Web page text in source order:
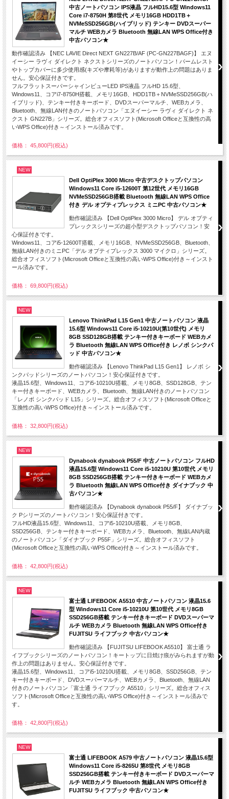
中古ノートパソコン IPS液晶 フルHD15.6型 Windows11
Core i7-8750H 第8世代 メモリ16GB HDD1TB＋
NVMeSSD256GB(ハイブリッド) テンキー DVDスーパー
マルチ WEBカメラ Bluetooth 無線LAN WPS Office付き
中古パソコン★
動作確認済み 【NEC LAVIE Direct NEXT GN227B/AF (PC-GN227BAGF)】 エヌ
イーシー ラヴィ ダイレクト ネクストシリーズのノートパソコン！パームレスト
やトップカバーに多少使用感(キズや摩耗等)がありますが動作上の問題はありま
せん。安心保証付きです。
フルフラットスーパーシャインビューLED IPS液晶 フルHD 15.6型、
Windows11、コアi7-8750H搭載、メモリ16GB、HDD1TB＋NVMeSSD256GB(ハ
イブリッド)、テンキー付きキーボード、DVDスーパーマルチ、WEBカメラ、
Bluetooth、無線LAN付きのノートパソコン「エヌイーシー ラヴィ ダイレクト ネ
クスト GN227B」シリーズ。総合オフィスソフト(Microsoft Officeと互換性の高
いWPS Office)付き～インストール済みです。
価格： 45,800円(税込)
NEW
Dell OptiPlex 3000 Micro 中古デスクトップパソコン
Windows11 Core i5-12600T 第12世代 メモリ16GB
NVMeSSD256GB搭載 Bluetooth 無線LAN WPS Office
付き デル オプティプレックス ミニPC 中古パソコン★
動作確認済み 【Dell OptiPlex 3000 Micro】 デル オプティ
プレックスシリーズの超小型デスクトップパソコン！安
心保証付きです。
Windows11、コアi5-12600T搭載、メモリ16GB、NVMeSSD256GB、Bluetooth、
無線LAN付きのミニPC「デル オプティプレックス 3000 マイクロ」シリーズ。
総合オフィスソフト(Microsoft Officeと互換性の高いWPS Office)付き～インスト
ール済みです。
価格： 69,800円(税込)
NEW
Lenovo ThinkPad L15 Gen1 中古ノートパソコン 液晶
15.6型 Windows11 Core i5-10210U(第10世代) メモリ
8GB SSD128GB搭載 テンキー付きキーボード WEBカメ
ラ Bluetooth 無線LAN WPS Office付き レノボ シンクパ
ッド 中古パソコン★
動作確認済み 【Lenovo ThinkPad L15 Gen1】 レノボ シ
ンクパッドシリーズのノートパソコン！安心保証付きです。
液晶15.6型、Windows11、コアi5-10210U搭載、メモリ8GB、SSD128GB、テン
キー付きキーボード、WEBカメラ、Bluetooth、無線LAN付きのノートパソコン
「レノボ シンクパッド L15」シリーズ。総合オフィスソフト(Microsoft Officeと
互換性の高いWPS Office)付き～インストール済みです。
価格： 32,800円(税込)
NEW
Dynabook dynabook P55/F 中古ノートパソコン フルHD
液晶15.6型 Windows11 Core i5-10210U 第10世代 メモリ
8GB SSD256GB搭載 テンキー付きキーボード WEBカメ
ラ Bluetooth 無線LAN WPS Office付き ダイナブック 中
古パソコン★
動作確認済み 【Dynabook dynabook P55/F】 ダイナブッ
ク Pシリーズのノートパソコン！安心保証付きです。
フルHD液晶15.6型、Windows11、コアi5-10210U搭載、メモリ8GB、
SSD256GB、テンキー付きキーボード、WEBカメラ、Bluetooth、無線LAN内蔵
のノートパソコン「ダイナブック P55F」シリーズ。総合オフィスソフト
(Microsoft Officeと互換性の高いWPS Office)付き～インストール済みです。
価格： 42,800円(税込)
NEW
富士通 LIFEBOOK A5510 中古ノートパソコン 液晶15.6
型 Windows11 Core i5-10210U 第10世代 メモリ8GB
SSD256GB搭載 テンキー付きキーボード DVDスーパーマ
ルチ WEBカメラ Bluetooth 無線LAN WPS Office付き
FUJITSU ライフブック 中古パソコン★
動作確認済み 【FUJITSU LIFEBOOK A5510】 富士通 ラ
イフブックシリーズのノートパソコン！キートップに日焼け痕がみられますが動
作上の問題はありません。安心保証付きです。
液晶15.6型、Windows11、コアi5-10210U搭載、メモリ8GB、SSD256GB、テン
キー付きキーボード、DVDスーパーマルチ、WEBカメラ、Bluetooth、無線LAN
付きのノートパソコン「富士通 ライフブック A5510」シリーズ。総合オフィス
ソフト(Microsoft Officeと互換性の高いWPS Office)付き～インストール済みで
す。
価格： 42,800円(税込)
NEW
富士通 LIFEBOOK A579 中古ノートパソコン 液晶15.6型
Windows11 Core i5-8265U 第8世代 メモリ8GB
SSD256GB搭載 テンキー付きキーボード DVDスーパーマ
ルチ WEBカメラ Bluetooth 無線LAN WPS Office付き
FUJITSU ライフブック 中古パソコン★